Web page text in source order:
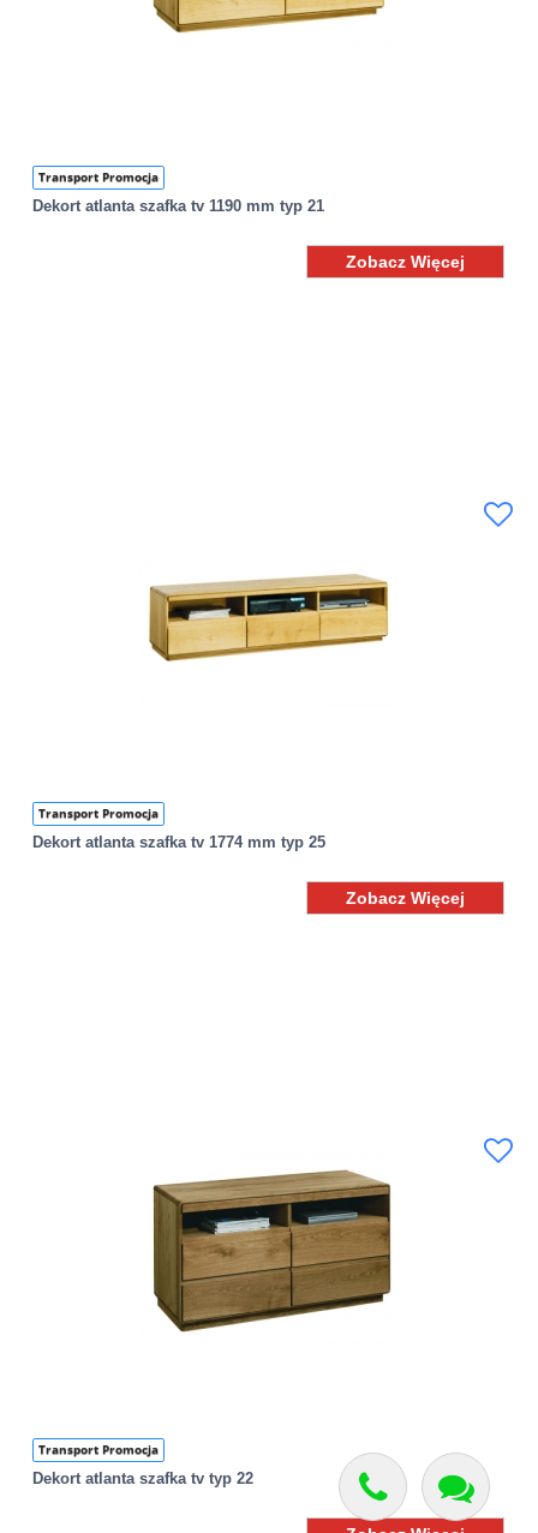
Transport Promocja
Dekort atlanta szafka tv 1190 mm typ 21
Zobacz Więcej
Transport Promocja
Dekort atlanta szafka tv 1774 mm typ 25
Zobacz Więcej
Transport Promocja
Dekort atlanta szafka tv typ 22